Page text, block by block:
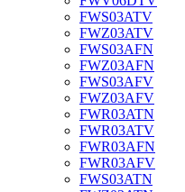
FWS03ATV
FWZ03ATV
FWS03AFN
FWZ03AFN
FWS03AFV
FWZ03AFV
FWR03ATN
FWR03ATV
FWR03AFN
FWR03AFV
FWS03ATN